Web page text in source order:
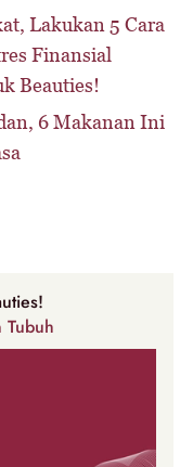
Lakukan 5 Cara
Finansial
Beauties!
6 Makanan Ini
Tubuh